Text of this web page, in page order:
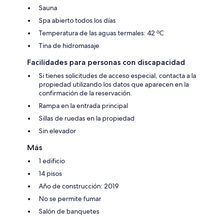
Sauna
Spa abierto todos los días
Temperatura de las aguas termales: 42 ºC
Tina de hidromasaje
Facilidades para personas con discapacidad
Si tienes solicitudes de acceso especial, contacta a la
propiedad utilizando los datos que aparecen en la
confirmación de la reservación.
Rampa en la entrada principal
Sillas de ruedas en la propiedad
Sin elevador
Más
1 edificio
14 pisos
Año de construcción: 2019
No se permite fumar
Salón de banquetes